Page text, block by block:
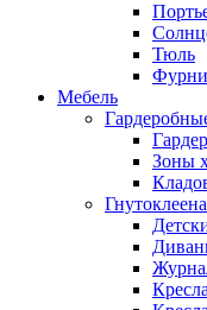
Тюль
Мебель
Зоны
Кресла